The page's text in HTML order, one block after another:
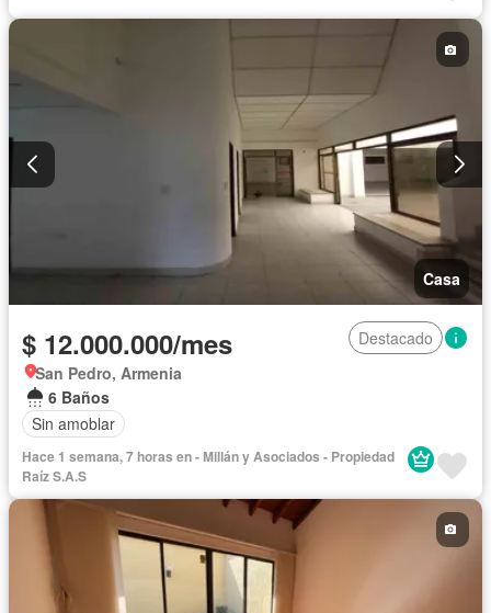
Casa
$ 12.000.000/mes
Destacado
San Pedro, Armenia
6 Baños
Sin amoblar
Hace 1 semana, 7 horas en - Millán y Asociados - Propiedad
Raíz S.A.S